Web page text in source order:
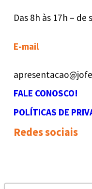
Das 8h às 17h –
E-mail
FALE CONOSCO!
POLÍTICAS DE
Redes sociais